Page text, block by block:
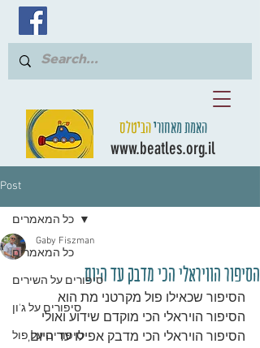
האמת מאחוריהביטלס
www.beatles.org.il
Post
כל המאמרים
סיפורים על השירים
סיפורים על ג'ון
סיפורים על פול
כל המאמרים
הסיפור הוויראלי הכי מדבק עד היום
Gaby Fiszman
הסיפור שכאילו פול מקרטני מת הוא
הסיפור הויראלי הכי מוקדם שידוע ואולי
הסיפור הויראלי הכי מדבק אפילו עד היום,